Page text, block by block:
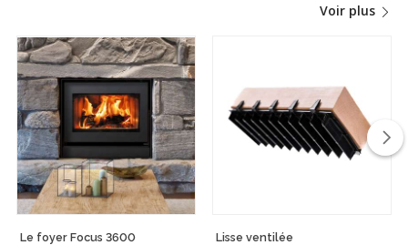
Voir plus
Le foyer Focus 3600 Lisse ventilée